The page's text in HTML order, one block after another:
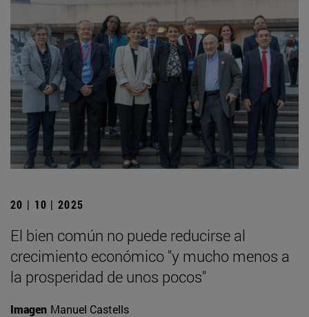
20 | 10 | 2025
El bien común no puede reducirse al
crecimiento económico "y mucho menos a
la prosperidad de unos pocos"
Imagen Manuel Castells